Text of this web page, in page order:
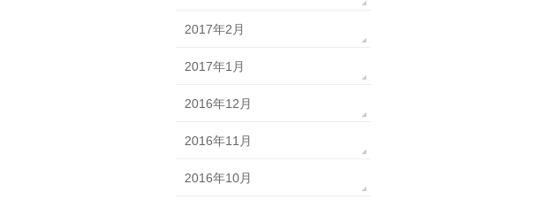
2017年2月
2017年1月
2016年12月
2016年11月
2016年10月